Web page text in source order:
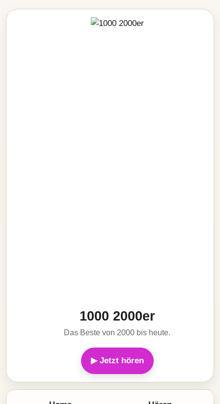
1000 2000er
Das Beste von 2000 bis heute.
▶ Jetzt hören